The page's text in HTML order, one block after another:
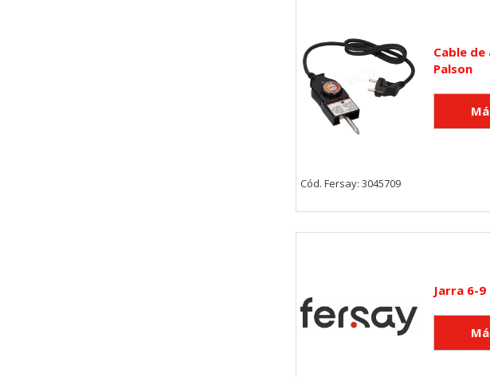
Cable
Palson
Cód. Fersay: 3045709
Jarra 6-
CONFIGURACIÓN DE COOKIES
Estas cookies son necesarias para que el sitio web
navegador para bloquear o alertar sobre estas cookies,
Estas cookies nos permiten contar las visitas y fuentes
ayudan a saber qué páginas son las más o menos
estas cookies es agregada y, por lo tanto, es anónima.